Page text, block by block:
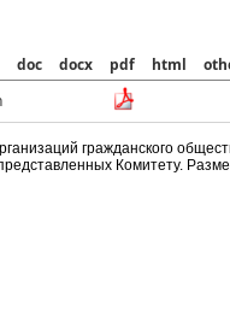
doc docx pdf html
гражданского
Комитету.